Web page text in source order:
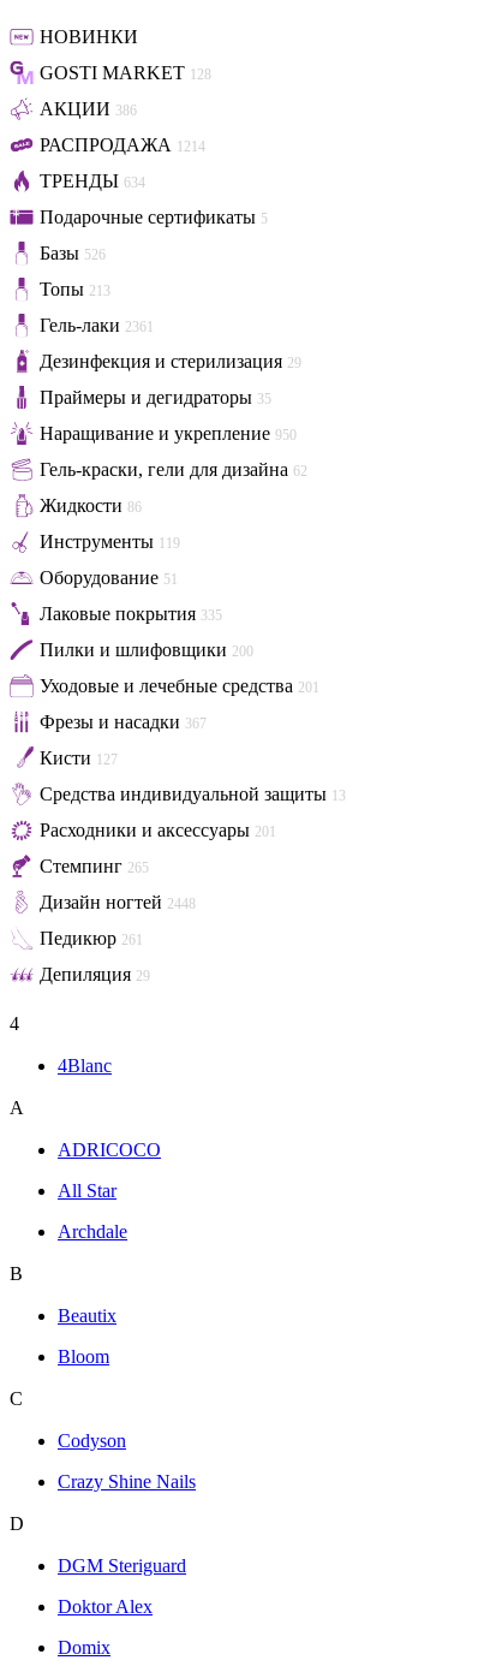
НОВИНКИ
GOSTI MARKET 128
АКЦИИ 386
РАСПРОДАЖА 1214
ТРЕНДЫ 634
Подарочные сертификаты 5
Базы 526
Топы 213
Гель-лаки 2361
Дезинфекция и стерилизация 29
Праймеры и дегидраторы 35
Наращивание и укрепление 950
Гель-краски, гели для дизайна 62
Жидкости 86
Инструменты 119
Оборудование 51
Лаковые покрытия 335
Пилки и шлифовщики 200
Уходовые и лечебные средства 201
Фрезы и насадки 367
Кисти 127
Средства индивидуальной защиты 13
Расходники и аксессуары 201
Стемпинг 265
Дизайн ногтей 2448
Педикюр 261
Депиляция 29
4
4Blanc
A
ADRICOCO
All Star
Archdale
B
Beautix
Bloom
C
Codyson
Crazy Shine Nails
D
DGM Steriguard
Doktor Alex
Domix